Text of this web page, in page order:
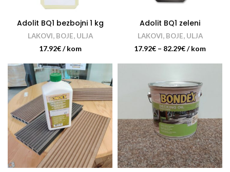
Adolit BQ1 bezbojni 1 kg
LAKOVI, BOJE, ULJA
17.92€/ kom
Adolit BQ1 zeleni
LAKOVI, BOJE, ULJA
17.92€ – 82.29€/ kom